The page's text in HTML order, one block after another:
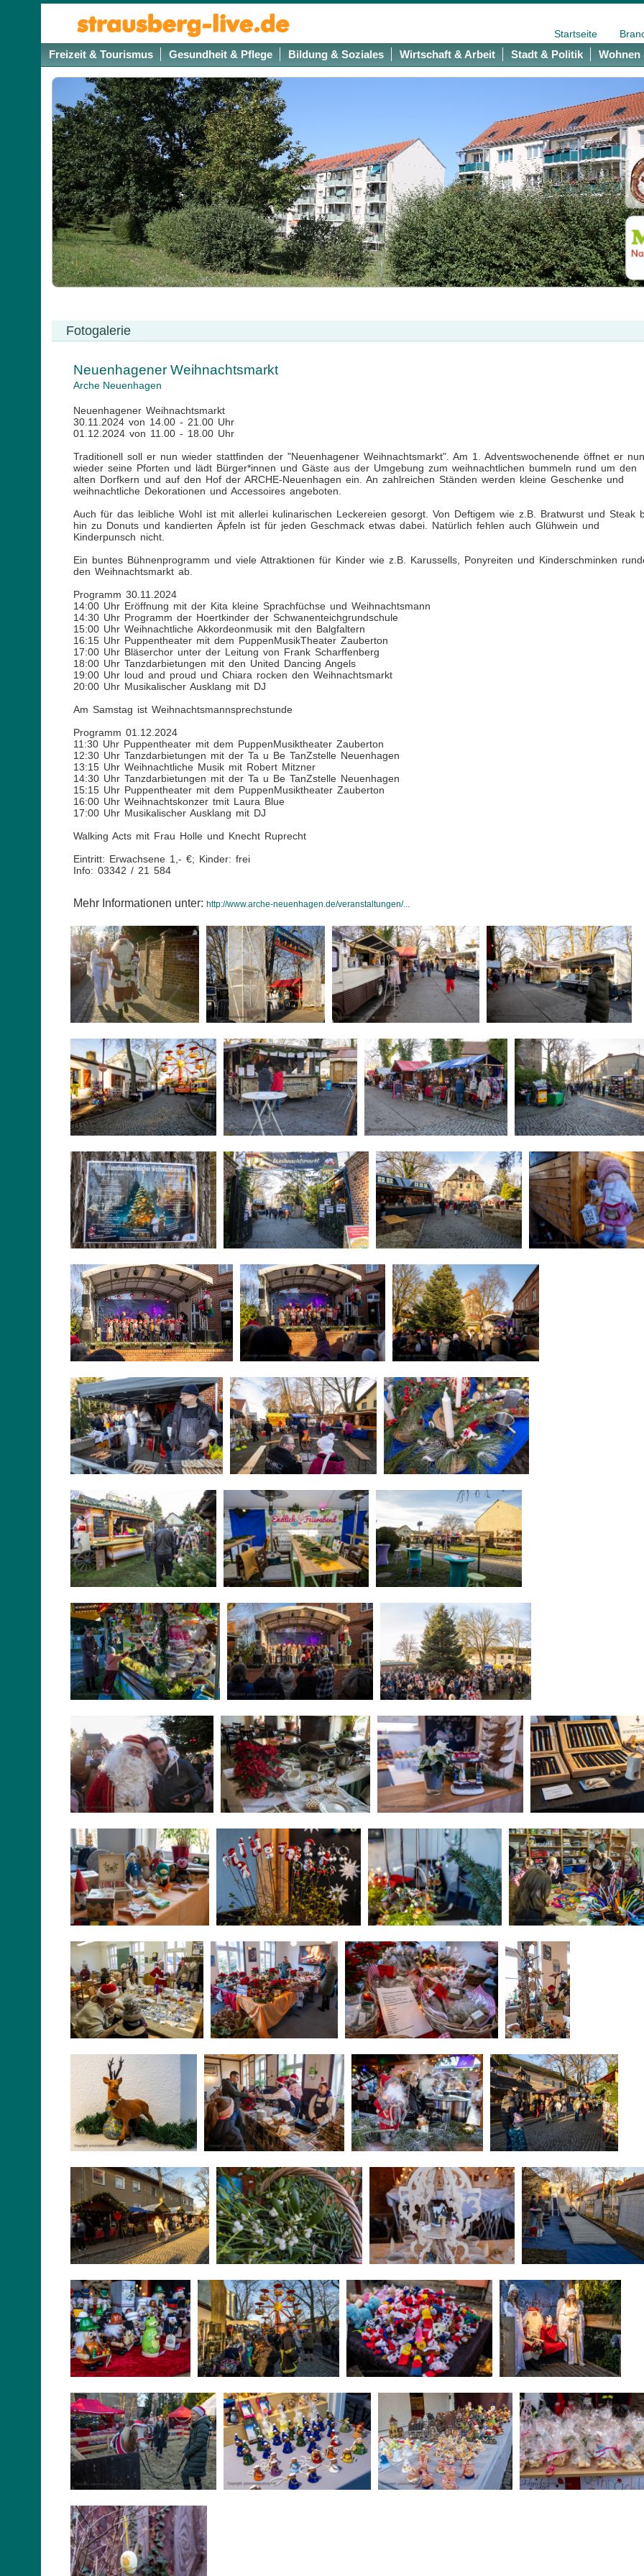
Startseite
Freizeit & Tourismus Gesundheit & Pflege Bildung & Soziales Wirtschaft & Arbeit Stadt & Politik Wohnen
Fotogalerie
Neuenhagener Weihnachtsmarkt
Arche Neuenhagen
Neuenhagener Weihnachtsmarkt
30.11.2024 von 14.00 - 21.00 Uhr
01.12.2024 von 11.00 - 18.00 Uhr
Traditionell soll er nun wieder stattfinden der "Neuenhagener Weihnachtsmarkt". Am 1. Adventswochenende öffnet er nun
wieder seine Pforten und lädt Bürger*innen und Gäste aus der Umgebung zum weihnachtlichen bummeln rund um den
alten Dorfkern und auf den Hof der ARCHE-Neuenhagen ein. An zahlreichen Ständen werden kleine Geschenke und
weihnachtliche Dekorationen und Accessoires angeboten.
Auch für das leibliche Wohl ist mit allerlei kulinarischen Leckereien gesorgt. Von Deftigem wie z.B. Bratwurst und Steak
hin zu Donuts und kandierten Äpfeln ist für jeden Geschmack etwas dabei. Natürlich fehlen auch Glühwein und
Kinderpunsch nicht.
Ein buntes Bühnenprogramm und viele Attraktionen für Kinder wie z.B. Karussells, Ponyreiten und Kinderschminken
den Weihnachtsmarkt ab.
Programm 30.11.2024
14:00 Uhr Eröffnung mit der Kita kleine Sprachfüchse und Weihnachtsmann
14:30 Uhr Programm der Hoertkinder der Schwanenteichgrundschule
15:00 Uhr Weihnachtliche Akkordeonmusik mit den Balgfaltern
16:15 Uhr Puppentheater mit dem PuppenMusikTheater Zauberton
17:00 Uhr Bläserchor unter der Leitung von Frank Scharffenberg
18:00 Uhr Tanzdarbietungen mit den United Dancing Angels
19:00 Uhr loud and proud und Chiara rocken den Weihnachtsmarkt
20:00 Uhr Musikalischer Ausklang mit DJ
Am Samstag ist Weihnachtsmannsprechstunde
Programm 01.12.2024
11:30 Uhr Puppentheater mit dem PuppenMusiktheater Zauberton
12:30 Uhr Tanzdarbietungen mit der Ta u Be TanZstelle Neuenhagen
13:15 Uhr Weihnachtliche Musik mit Robert Mitzner
14:30 Uhr Tanzdarbietungen mit der Ta u Be TanZstelle Neuenhagen
15:15 Uhr Puppentheater mit dem PuppenMusiktheater Zauberton
16:00 Uhr Weihnachtskonzer tmit Laura Blue
17:00 Uhr Musikalischer Ausklang mit DJ
Walking Acts mit Frau Holle und Knecht Ruprecht
Eintritt: Erwachsene 1,- €; Kinder: frei
Info: 03342 / 21 584
Mehr Informationen unter: http://www.arche-neuenhagen.de/veranstaltungen/...